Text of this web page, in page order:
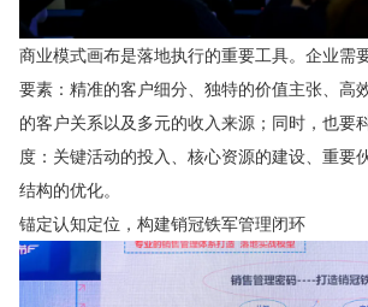
商业模式画布是落地执行的重要工具。企业需
要素：精准的客户细分、独特的价值主张、高
的客户关系以及多元的收入来源；同时，也要
度：关键活动的投入、核心资源的建设、重要
结构的优化。
锚定认知定位，构建销冠铁军管理闭环